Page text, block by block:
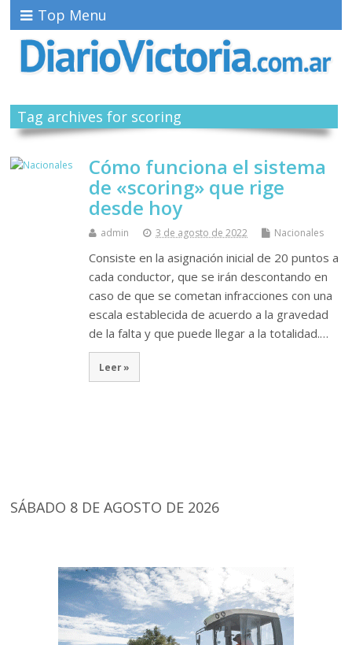
Top Menu
Tag archives for scoring
Cómo funciona el sistema
de «scoring» que rige
desde hoy
admin 3 de agosto de 2022 Nacionales
Consiste en la asignación inicial de 20 puntos a
cada conductor, que se irán descontando en
caso de que se cometan infracciones con una
escala establecida de acuerdo a la gravedad
de la falta y que puede llegar a la totalidad.…
Leer »
SÁBADO 8 DE AGOSTO DE 2026